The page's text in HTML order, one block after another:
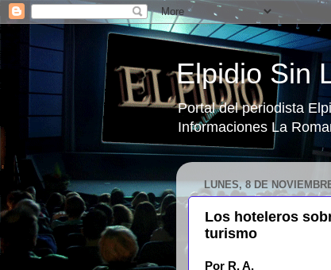
Elpidio Sin
Portal del periodista
Informaciones La
LUNES, 8 DE
Los hoteleros
turismo
Por R. A.